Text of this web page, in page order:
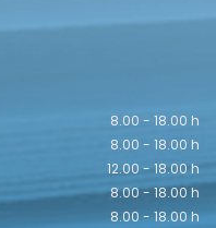
8.00 - 18.00 h
8.00 - 18.00 h
12.00 - 18.00 h
8.00 - 18.00 h
8.00 - 18.00 h